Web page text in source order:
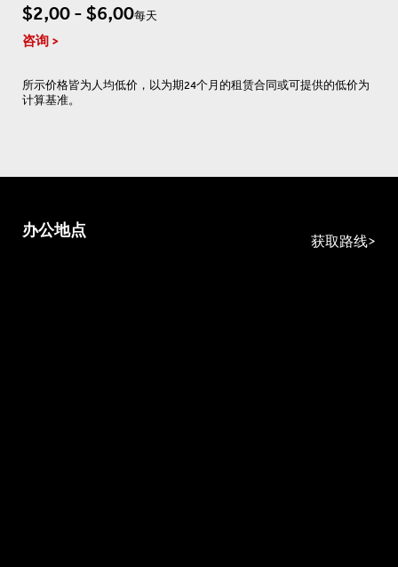
$2,00 - $6,00每天
咨询
所示价格皆为人均低价，以为期24个月的租赁合同或可提供的低价为
计算基准。
办公地点
获取路线